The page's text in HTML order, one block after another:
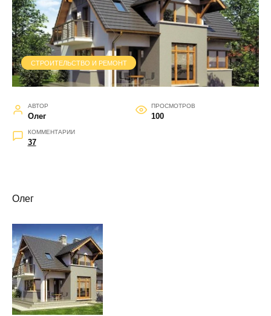
СТРОИТЕЛЬСТВО И РЕМОНТ
АВТОР
Олег
ПРОСМОТРОВ
100
КОММЕНТАРИИ
37
Олег